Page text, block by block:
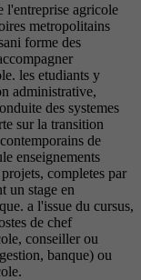
l'entreprise agricole
metropolitains
forme des
les etudiants y
administrative,
des systemes
sur la transition
de
enseignements
completes par
un stage en
a l'issue du cursus,
de chef
conseiller ou
banque) ou